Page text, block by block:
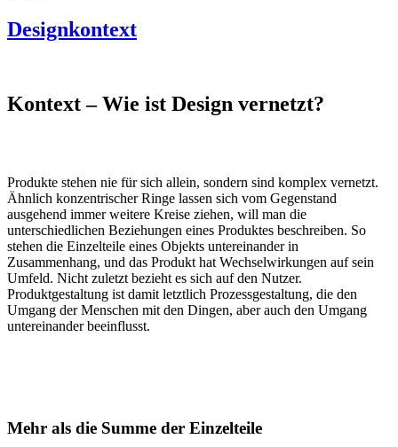
Designkontext
Kontext – Wie ist Design vernetzt?
Produkte stehen nie für sich allein, sondern sind komplex vernetzt.
Ähnlich konzentrischer Ringe lassen sich vom Gegenstand
ausgehend immer weitere Kreise ziehen, will man die
unterschiedlichen Beziehungen eines Produktes beschreiben. So
stehen die Einzelteile eines Objekts untereinander in
Zusammenhang, und das Produkt hat Wechselwirkungen auf sein
Umfeld. Nicht zuletzt bezieht es sich auf den Nutzer.
Produktgestaltung ist damit letztlich Prozessgestaltung, die den
Umgang der Menschen mit den Dingen, aber auch den Umgang
untereinander beeinflusst.
Mehr als die Summe der Einzelteile